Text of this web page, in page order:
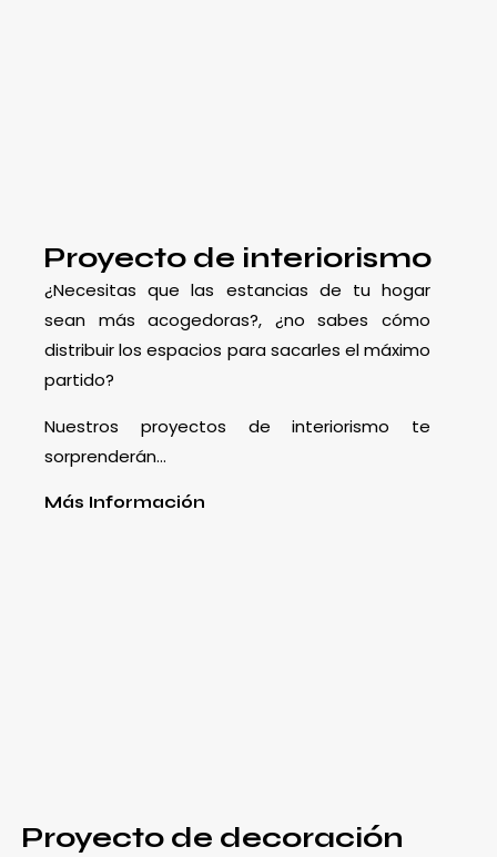
Proyecto de interiorismo
¿Necesitas que las estancias de tu hogar
sean más acogedoras?, ¿no sabes cómo
distribuir los espacios para sacarles el máximo
partido?
Nuestros proyectos de interiorismo te
sorprenderán…
Más Información
Proyecto de decoración